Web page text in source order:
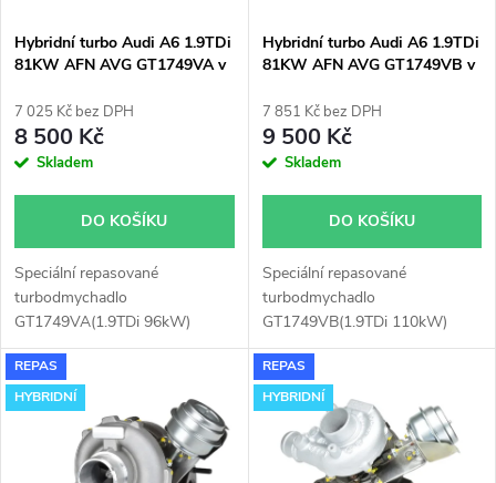
p
r
o
u
k
t
s
p
r
o
d
u
k
t
Hybridní turbo Audi A6 1.9TDi
81KW AFN AVG GT1749VA v
7 025 Kč bez DPH
8 500 Kč
Skladem
DO KOŠÍKU
Speciální repasované
turbodmychadlo
GT1749VA(1.9TDi 96kW)
instalované v obalu GT1749V
(pro motory TDi 66-85KW).
Vhodné zejména k
výkonnostním úpravám jako
např. chiptuning. Pro vůz Audi
A6 1.9TDi 81KW AFN AVG.
Hybridní turbo Audi A6 1.9TDi
81KW AFN AVG GT1749VB v
7 851 Kč bez DPH
9 500 Kč
Skladem
DO KOŠÍKU
Speciální repasované
turbodmychadlo
GT1749VB(1.9TDi 110kW)
instalované v obalu GT1749V
(pro motory TDi 66-85KW).
Vhodné zejména k
výkonnostním úpravám jako
např. chiptuning. Pro vůz Audi
A6 1.9TDi 81KW AFN AVG.
REPAS
HYBRIDNÍ
REPAS
HYBRIDNÍ